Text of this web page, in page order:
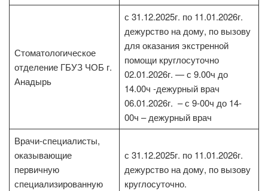
Стоматологическое
отделение ГБУЗ ЧОБ г.
Анадырь
с 31.12.2025г. по 11.01.2026г.
дежурство на дому, по вызову
для оказания экстренной
помощи круглосуточно
02.01.2026г. — с 9.00ч до
14.00ч -дежурный врач
06.01.2026г. – с 9-00ч до 14-
00ч – дежурный врач
Врачи-специалисты,
оказывающие
первичную
специализированную
с 31.12.2025г. по 11.01.2026г.
дежурство на дому, по вызову
круглосуточно.